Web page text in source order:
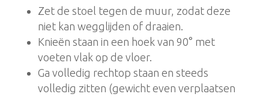
Zet de stoel tegen de muur, zodat deze
niet kan wegglijden of draaien.
Knieën staan in een hoek van 90° met
voeten vlak op de vloer.
Ga volledig rechtop staan en steeds
volledig zitten (gewicht even verplaatsen